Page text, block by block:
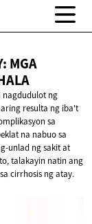
MGA
nagdudulot ng
resulta ng iba't
sa
na nabuo sa
unlad ng sakit at
talakayin natin ang
cirrhosis ng atay.